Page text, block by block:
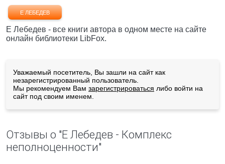
Е ЛЕБЕДЕВ
Е Лебедев - все книги автора в одном месте на сайте
онлайн библиотеки LibFox.
Уважаемый посетитель, Вы зашли на сайт как
незарегистрированный пользователь.
Мы рекомендуем Вам зарегистрироваться либо войти на
сайт под своим именем.
Отзывы о "Е Лебедев - Комплекс
неполноценности"